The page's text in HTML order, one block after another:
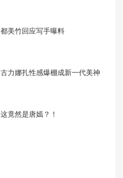
都美竹回应写手曝料
古力娜扎性感爆棚成新一代美神
这竟然是唐嫣？！